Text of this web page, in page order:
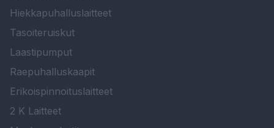
Hiekkapuhalluslaitteet
Tasoiteruiskut
Laastipumput
Raepuhalluskaapit
Erikoispinnoituslaitteet
2 K Laitteet